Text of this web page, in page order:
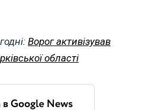
Ворог активізував
області